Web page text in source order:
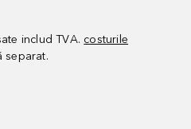
includ TVA. costurile
separat.